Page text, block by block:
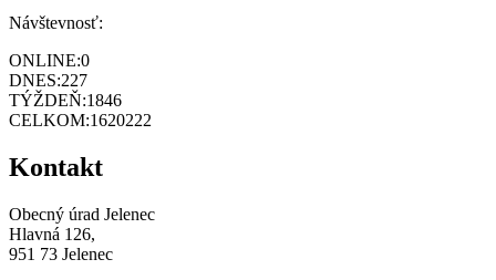
Návštevnosť:
ONLINE:0
DNES:227
TÝŽDEŇ:1846
CELKOM:1620222
Kontakt
Obecný úrad Jelenec
Hlavná 126,
951 73 Jelenec